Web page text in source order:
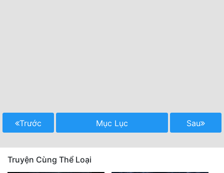
Trước Mục Lục Sau
Truyện Cùng Thể Loại